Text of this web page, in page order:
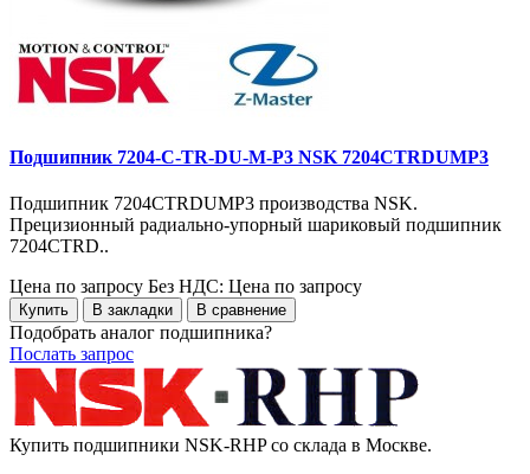
Подшипник 7204-C-TR-DU-M-P3 NSK 7204CTRDUMP3
Подшипник 7204CTRDUMP3 производства NSK.
Прецизионный радиально-упорный шариковый подшипник
7204CTRD..
Цена по запросу Без НДС: Цена по запросу
Купить В закладки В сравнение
Подобрать аналог подшипника?
Послать запрос
Купить подшипники NSK-RHP со склада в Москве.